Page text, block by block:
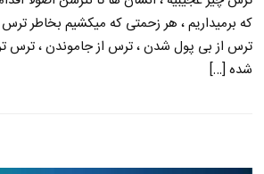
که برمیداریم ، هر زحمتی که میکشیم بخاطر
ترس از بی پول شدن ، ترس از جاموندن ،
شده […]